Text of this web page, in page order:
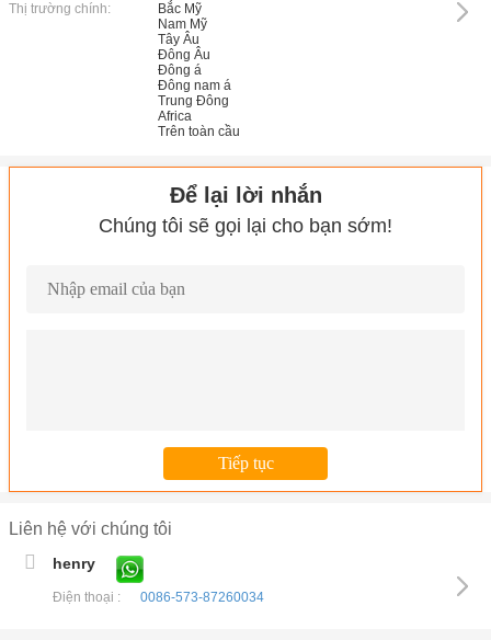
Thị trường chính:
Bắc Mỹ
Nam Mỹ
Tây Âu
Đông Âu
Đông á
Đông nam á
Trung Đông
Africa
Trên toàn cầu
Để lại lời nhắn
Chúng tôi sẽ gọi lại cho bạn sớm!
Liên hệ với chúng tôi
henry
Điện thoại : 0086-573-87260034